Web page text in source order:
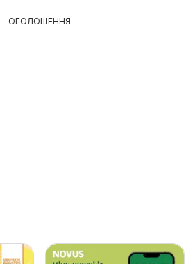
ОГОЛОШЕННЯ